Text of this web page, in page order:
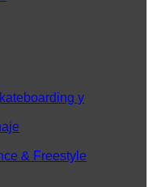
y
& Freestyle